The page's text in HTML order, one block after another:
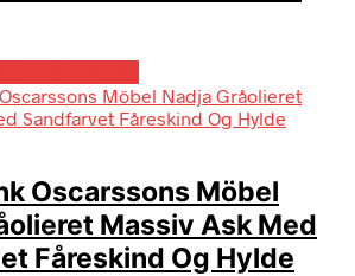
Oscarssons Möbel
Massiv Ask Med
Fåreskind Og Hylde